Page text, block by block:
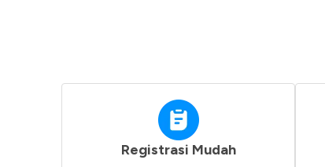
Registrasi Mudah